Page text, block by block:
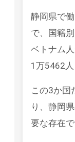
静岡県で
で、国籍
ベトナム
1万5462人
この3か国
り、静岡
要な存在で